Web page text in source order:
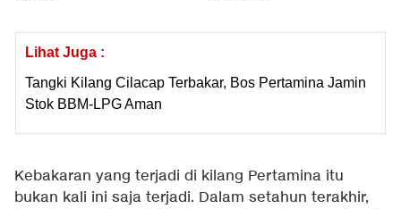
Lihat Juga :
Tangki Kilang Cilacap Terbakar, Bos Pertamina Jamin
Stok BBM-LPG Aman
Kebakaran yang terjadi di kilang Pertamina itu
bukan kali ini saja terjadi. Dalam setahun terakhir,